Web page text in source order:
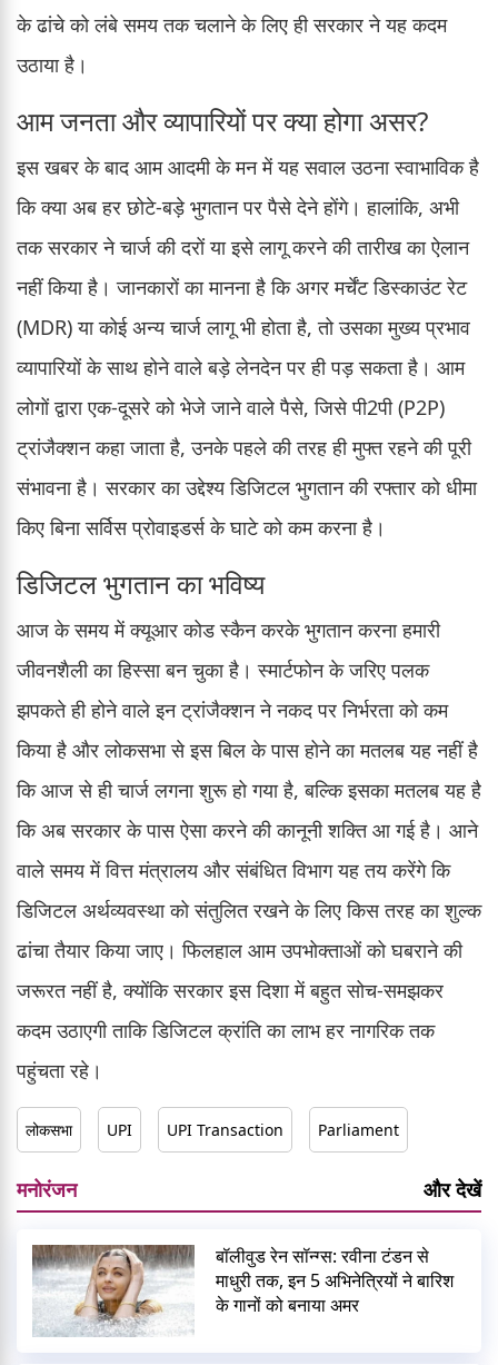
के ढांचे को लंबे समय तक चलाने के लिए ही सरकार ने यह कदम
उठाया है।
आम जनता और व्यापारियों पर क्या होगा असर?
इस खबर के बाद आम आदमी के मन में यह सवाल उठना स्वाभाविक है
कि क्या अब हर छोटे-बड़े भुगतान पर पैसे देने होंगे। हालांकि, अभी
तक सरकार ने चार्ज की दरों या इसे लागू करने की तारीख का ऐलान
नहीं किया है। जानकारों का मानना है कि अगर मर्चेंट डिस्काउंट रेट
(MDR) या कोई अन्य चार्ज लागू भी होता है, तो उसका मुख्य प्रभाव
व्यापारियों के साथ होने वाले बड़े लेनदेन पर ही पड़ सकता है। आम
लोगों द्वारा एक-दूसरे को भेजे जाने वाले पैसे, जिसे पी2पी (P2P)
ट्रांजैक्शन कहा जाता है, उनके पहले की तरह ही मुफ्त रहने की पूरी
संभावना है। सरकार का उद्देश्य डिजिटल भुगतान की रफ्तार को धीमा
किए बिना सर्विस प्रोवाइडर्स के घाटे को कम करना है।
डिजिटल भुगतान का भविष्य
आज के समय में क्यूआर कोड स्कैन करके भुगतान करना हमारी
जीवनशैली का हिस्सा बन चुका है। स्मार्टफोन के जरिए पलक
झपकते ही होने वाले इन ट्रांजैक्शन ने नकद पर निर्भरता को कम
किया है और लोकसभा से इस बिल के पास होने का मतलब यह नहीं है
कि आज से ही चार्ज लगना शुरू हो गया है, बल्कि इसका मतलब यह है
कि अब सरकार के पास ऐसा करने की कानूनी शक्ति आ गई है। आने
वाले समय में वित्त मंत्रालय और संबंधित विभाग यह तय करेंगे कि
डिजिटल अर्थव्यवस्था को संतुलित रखने के लिए किस तरह का शुल्क
ढांचा तैयार किया जाए। फिलहाल आम उपभोक्ताओं को घबराने की
जरूरत नहीं है, क्योंकि सरकार इस दिशा में बहुत सोच-समझकर
कदम उठाएगी ताकि डिजिटल क्रांति का लाभ हर नागरिक तक
पहुंचता रहे।
लोकसभा UPI UPI Transaction Parliament
मनोरंजन और देखें
बॉलीवुड रेन सॉन्ग्स: रवीना टंडन से
माधुरी तक, इन 5 अभिनेत्रियों ने बारिश
के गानों को बनाया अमर